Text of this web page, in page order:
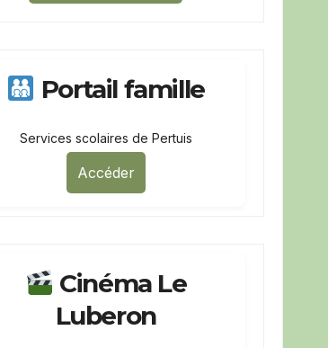
Portail famille
Services scolaires de Pertuis
Accéder
Cinéma Le
Luberon